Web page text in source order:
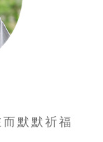
默默祈福